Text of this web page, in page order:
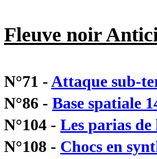
Fleuve noir
N°71 - Attaque sub-
N°86 - Base spatiale
N°104 - Les parias
N°108 - Chocs en